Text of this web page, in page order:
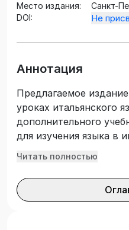
Место издания:
Санкт-
DOI:
Не
Аннотация
Предлагаемое
уроках итальянского
дополнительного
для изучения языка в
с преподавателем или
имеющиеся у них
новой лексикой. В
Читать полностью